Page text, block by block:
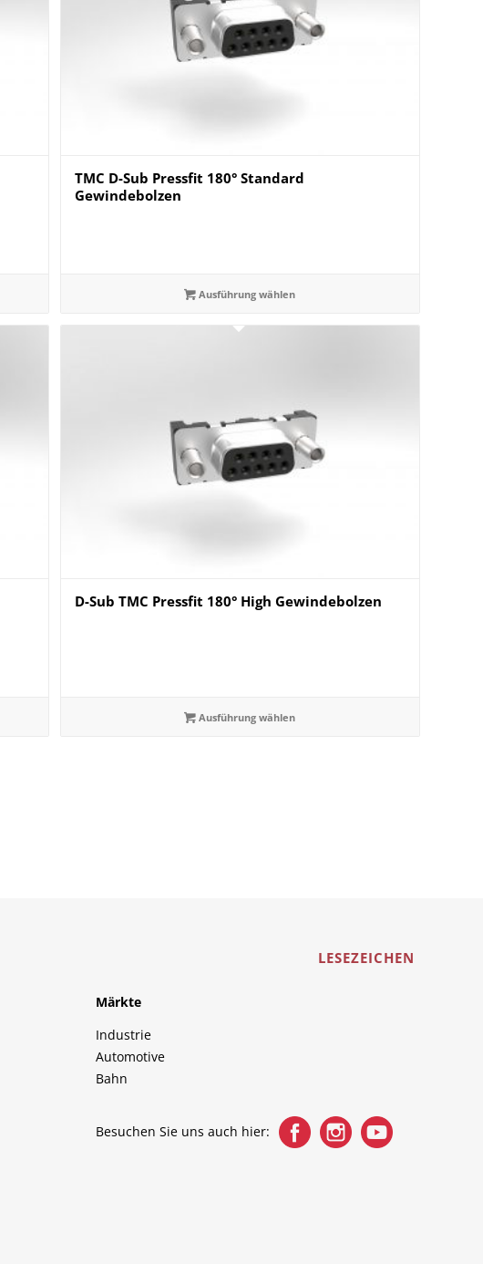
TMC D-Sub Pressfit 180° Standard
Gewindebolzen
Ausführung wählen
D-Sub TMC Pressfit 180° High Gewindebolzen
Ausführung wählen
Märkte
Industrie
Automotive
Bahn
Besuchen Sie uns auch hier:
LESEZEICHEN